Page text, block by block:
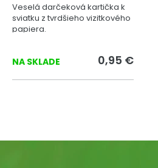
Veselá darčeková kartička k
sviatku z tvrdšieho vizitkového
papiera.
NA SKLADE 0,95 €